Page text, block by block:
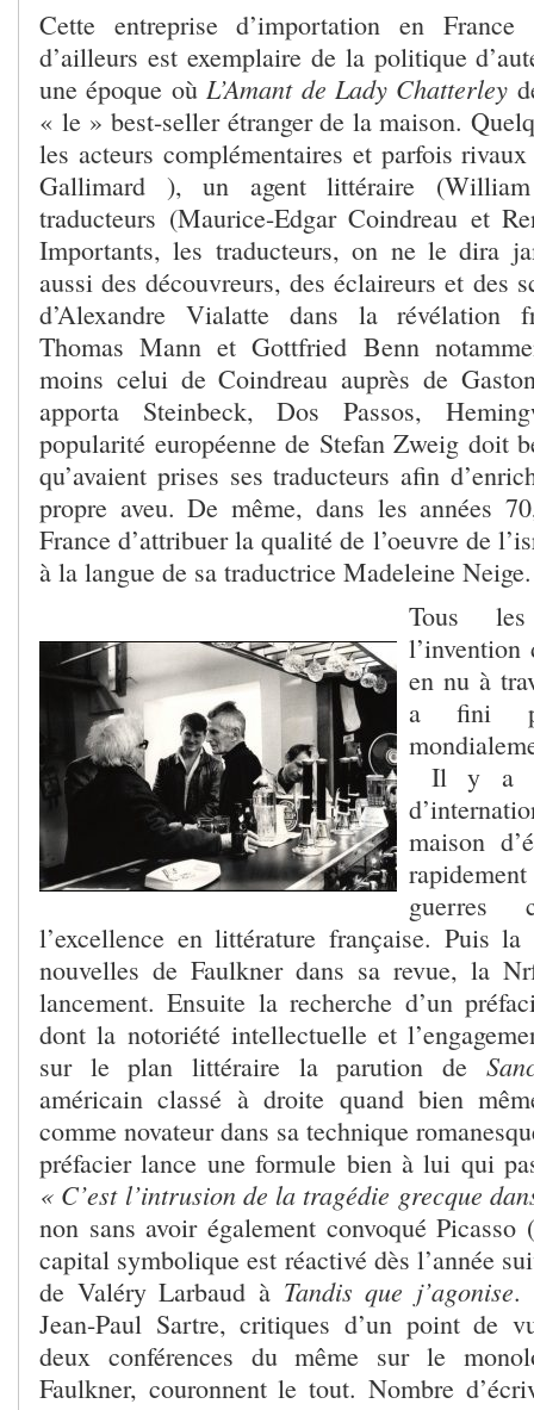
Cette entreprise d’importation en France
d’ailleurs est exemplaire de la politique
une époque oùL’Amant de Lady Chatterley
« le » best-seller étranger de la maison.
les acteurs complémentaires et parfois
Gallimard ), un agent littéraire
traducteurs (Maurice-Edgar Coindreau et
Importants, les traducteurs, on ne le dira
aussi des découvreurs, des éclaireurs et des
d’Alexandre Vialatte dans la révélation
Thomas Mann et Gottfried Benn
moins celui de Coindreau auprès de
apporta Steinbeck, Dos Passos,
popularité européenne de Stefan Zweig doit
qu’avaient prises ses traducteurs afin
propre aveu. De même, dans les années
France d’attribuer la qualité de l’oeuvre de
à la langue de sa traductrice Madeleine Neige.
Tous
l’invention
en nu à
a fini
Il y a
maison
guerres
l’excellence en littérature française. Puis
nouvelles de Faulkner dans sa revue, la
lancement. Ensuite la recherche d’un
dont la notoriété intellectuelle et
sur le plan littéraire la parution de
américain classé à droite quand bien
comme novateur dans sa technique
préfacier lance une formule bien à lui qui
« C’est l’intrusion de la tragédie grecque
non sans avoir également convoqué
capital symbolique est réactivé dès l’année
de Valéry Larbaud à Tandis que j’agonise.
Jean-Paul Sartre, critiques d’un point de
deux conférences du même sur le
Faulkner, couronnent le tout. Nombre